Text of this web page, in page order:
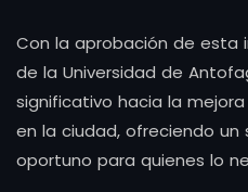
Con la aprobación de esta
de la Universidad de
significativo hacia la
en la ciudad, ofreciendo un
oportuno para quienes lo